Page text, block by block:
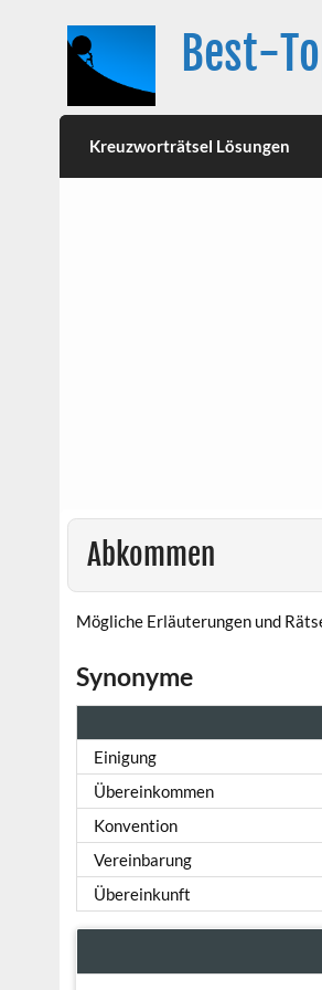
Best-
Kreuzworträtsel Lösungen
Abkommen
Mögliche Erläuterungen und
Synonyme
Einigung
Übereinkommen
Konvention
Vereinbarung
Übereinkunft